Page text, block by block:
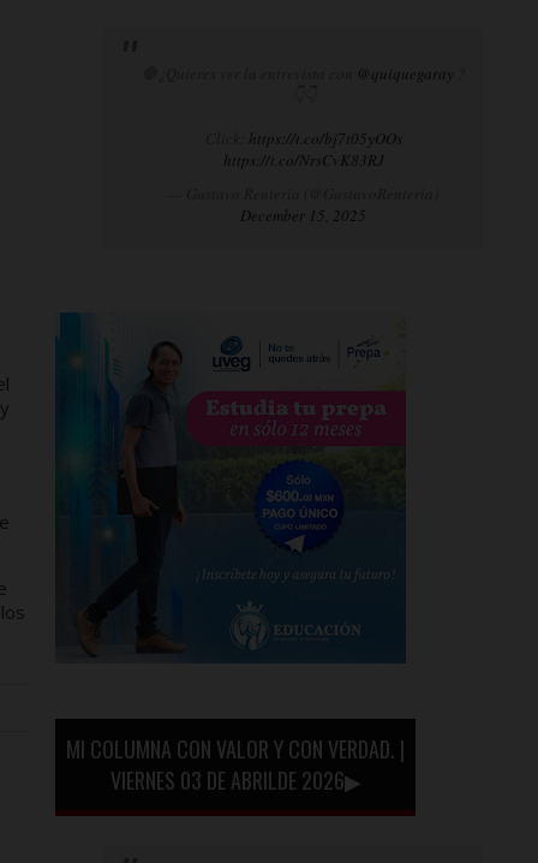
@quiquegaray
https://t.co/bj7t05yOOs
https://t.co/NrsCvK83RJ
December 15, 2025
MI COLUMNA CON VALOR Y CON VERDAD. |
VIERNES 03 DE ABRILDE 2026▶